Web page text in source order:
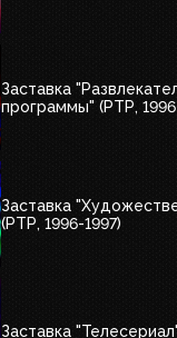
Заставка
программы" (РТР,
Заставка
(РТР, 1996-1997)
Заставка